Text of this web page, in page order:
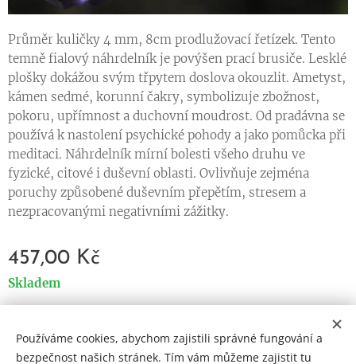
Průměr kuličky 4 mm, 8cm prodlužovací řetízek. Tento
temně fialový náhrdelník je povýšen prací brusiče. Lesklé
plošky dokážou svým třpytem doslova okouzlit. Ametyst,
kámen sedmé, korunní čakry, symbolizuje zbožnost,
pokoru, upřímnost a duchovní moudrost. Od pradávna se
používá k nastolení psychické pohody a jako pomůcka při
meditaci. Náhrdelník mírní bolesti všeho druhu ve
fyzické, citové i duševní oblasti. Ovlivňuje zejména
poruchy způsobené duševním přepětím, stresem a
nezpracovanými negativními zážitky.
457,00 Kč
Skladem
Cookies
Používáme cookies, abychom zajistili správné fungování a
bezpečnost našich stránek. Tím vám můžeme zajistit tu